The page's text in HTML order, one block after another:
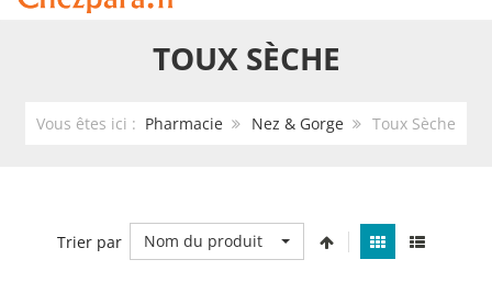
TOUX SÈCHE
Vous êtes ici : Pharmacie Nez & Gorge Toux Sèche
Trier par Nom du produit